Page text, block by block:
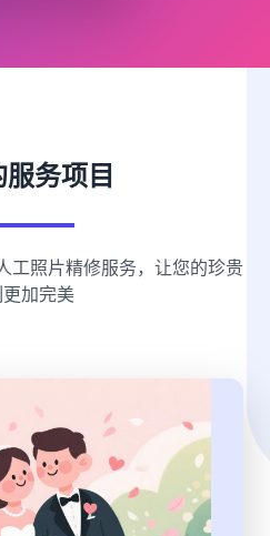
务项目
工照片精修服务，让您的珍贵
加完美